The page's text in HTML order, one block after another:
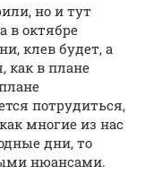
но и тут
в октябре
клев будет, а
как в плане
потрудиться,
многие из нас
дни, то
нюансами.